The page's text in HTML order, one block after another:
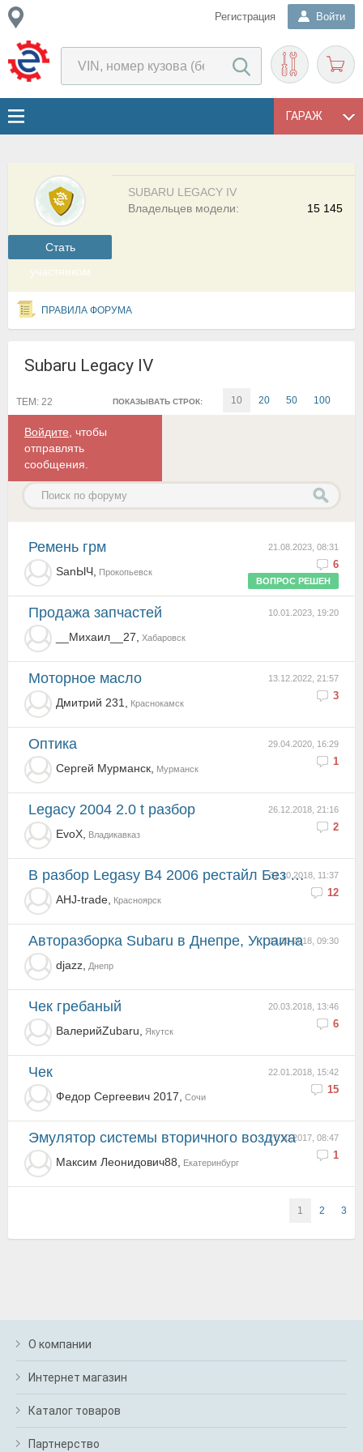
Регистрация Войти
ГАРАЖ
Cтать
участником
SUBARU LEGACY IV
15 145
Владельцев модели:
ПРАВИЛА ФОРУМА
Subaru Legacy IV
ПОКАЗЫВАТЬ СТРОК: 10 20 50 100
ТЕМ: 22
Войдите , чтобы
отправлять
сообщения.
21.08.2023, 08:31
6
ремень грм
SanЫЧ,
Прокопьевск
ВОПРОС РЕШЕН
10.01.2023, 19:20
Продажа запчастей
__Михаил__27, Хабаровск
13.12.2022, 21:57
3
Моторное масло
Дмитрий 231, Краснокамск
29.04.2020, 16:29
1
оптика
Сергей Мурманск, Мурманск
26.12.2018, 21:16
2
Legacy 2004 2.0 t разбор
EvoX, Владикавказ
31.10.2018, 11:37
12
В разбор Legasy B4 2006 рестайл Без пробега по РФ 78000
AHJ-trade, Красноярск
11.10.2018, 09:30
Авторазборка Subaru в Днепре, Украина
djazz, Днепр
20.03.2018, 13:46
6
чек гребаный
ВалерийZubaru, Якутск
22.01.2018, 15:42
15
чек
Федор Сергеевич 2017, Сочи
27.10.2017, 08:47
1
Эмулятор системы вторичного воздуха
Максим Леонидович88, Екатеринбург
1 2 3
О компании
Интернет магазин
Каталог товаров
Партнерство